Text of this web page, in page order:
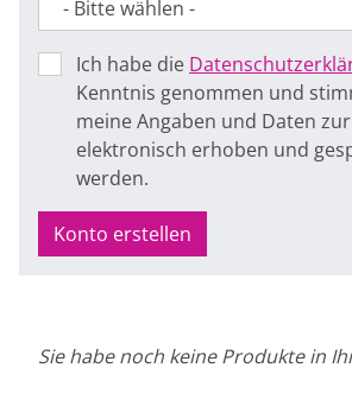
Ich habe die
Kenntnis genommen und
meine Angaben und Daten
elektronisch erhoben und
werden.
Konto erstellen
Sie habe noch keine Produkte in